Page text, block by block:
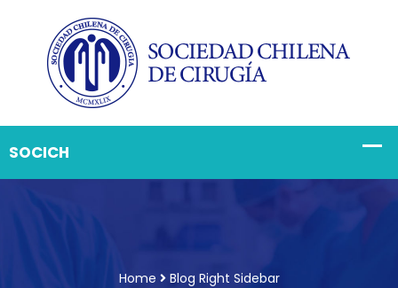
Home Blog Right Sidebar